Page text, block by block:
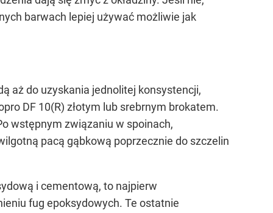
barwach lepiej używać możliwie jak
aż do uzyskania jednolitej konsystencji,
DF 10(R) złotym lub srebrnym brokatem.
wstępnym związaniu w spoinach,
pacą gąbkową poprzecznie do szczelin
i cementową, to najpierw
fug epoksydowych. Te ostatnie